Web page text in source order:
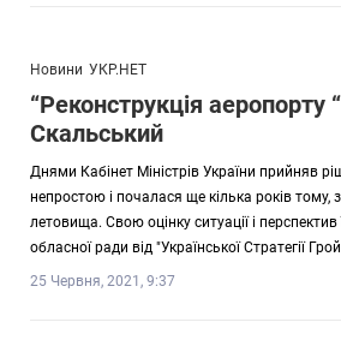
Новини УКР.НЕТ
“Реконструкція
Скальський
Днями Кабінет Міністрів України прийняв
непростою і почалася ще кілька років тому,
летовища. Свою оцінку ситуації і
обласної ради від "Української Стратегії
25 Червня, 2021, 9:37